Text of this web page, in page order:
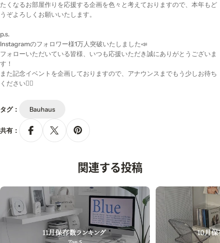
たくなるお部屋作りを応援する企画を色々と考えておりますので、本年もど
うぞよろしくお願いいたします。
p.s.
Instagramのフォロワー様1万人突破いたしました📣
フォローいただいている皆様、いつも応援いただき誠にありがとうございま
す！
また記念イベントを企画しておりますので、アナウンスまでもう少しお待ち
ください🙇‍♀️
タグ： Bauhaus
共有：
関連する投稿